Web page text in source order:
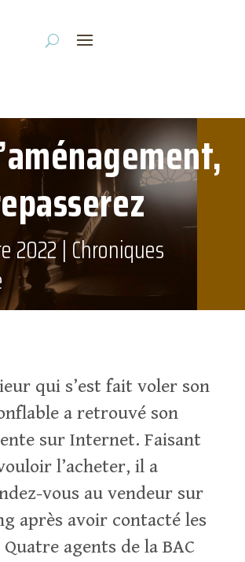
2022| Chroniques
qui s’est fait voler son
a retrouvé son
sur Internet. Faisant
l’acheter, il a
vous au vendeur sur
après avoir contacté les
agents de la BAC